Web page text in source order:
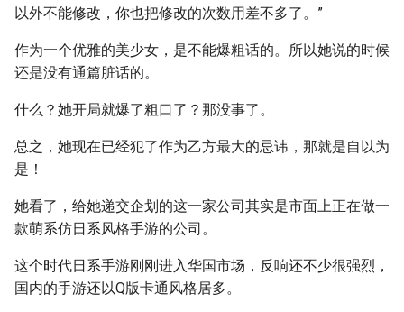
以外不能修改，你也把修改的次数用差不多了。”
作为一个优雅的美少女，是不能爆粗话的。所以她说的时候
还是没有通篇脏话的。
什么？她开局就爆了粗口了？那没事了。
总之，她现在已经犯了作为乙方最大的忌讳，那就是自以为
是！
她看了，给她递交企划的这一家公司其实是市面上正在做一
款萌系仿日系风格手游的公司。
这个时代日系手游刚刚进入华国市场，反响还不少很强烈，
国内的手游还以Q版卡通风格居多。